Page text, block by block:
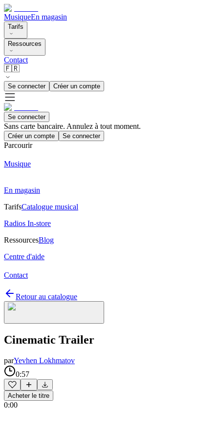
MusiqueEn magasin
Tarifs
Ressources
Contact
🇫🇷
Se connecter Créer un compte
Se connecter
Sans carte bancaire. Annulez à tout moment.
Créer un compte Se connecter
Parcourir
Musique
En magasin
TarifsCatalogue musical
Radios In-store
RessourcesBlog
Centre d'aide
Contact
Retour au catalogue
Cinematic Trailer
parYevhen Lokhmatov
0:57
Acheter le titre
0:00